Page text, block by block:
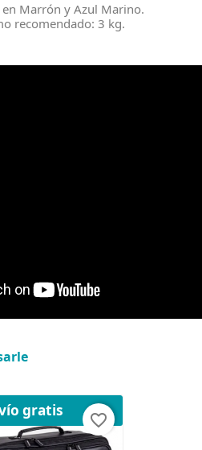
Marrón y Azul Marino.
recomendado: 3 kg.
gratis
favorite_border